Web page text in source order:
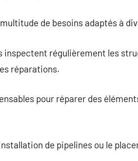
de besoins adaptés à
inspectent régulièrement les
réparations.
pour réparer des
de pipelines ou le